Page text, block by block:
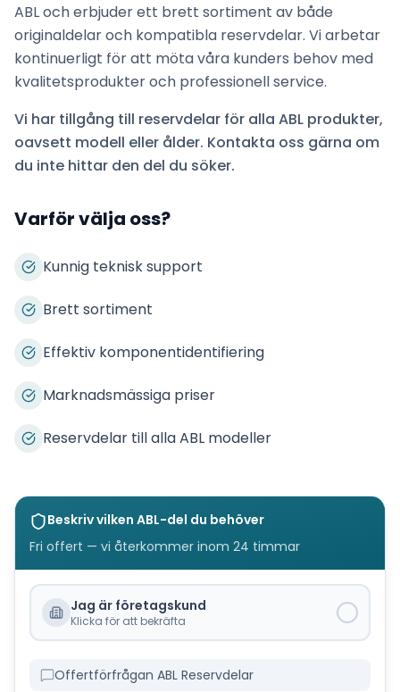
ABLoch erbjuder ett brett sortiment av både
originaldelar och kompatibla reservdelar. Vi arbetar
kontinuerligt för att möta våra kunders behov med
kvalitetsprodukter och professionell service.
Vi har tillgång till reservdelar för alla ABL produkter,
oavsett modell eller ålder. Kontakta oss gärna om
du inte hittar den del du söker.
Varför välja oss?
Kunnig teknisk support
Brett sortiment
Effektiv komponentidentifiering
Marknadsmässiga priser
Reservdelar till alla ABL modeller
Beskriv vilken ABL-del du behöver
Fri offert — vi återkommer inom 24 timmar
Jag är företagskund
Klicka för att bekräfta
Offertförfrågan ABL Reservdelar